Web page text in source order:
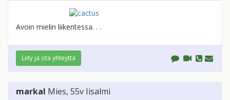
Avoin mielin liikentessa. . .
Liity ja ota yhteyttä
markal Mies, 55v Iisalmi